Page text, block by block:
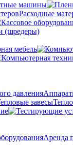
машины
Расходные
(шредеры)
мебель
Аренда